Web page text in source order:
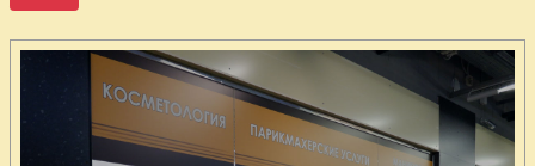
зеленью
Томаты соленые